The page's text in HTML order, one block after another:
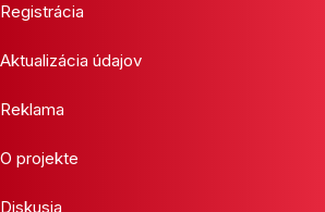
Registrácia
Aktualizácia údajov
Reklama
O projekte
Diskusia